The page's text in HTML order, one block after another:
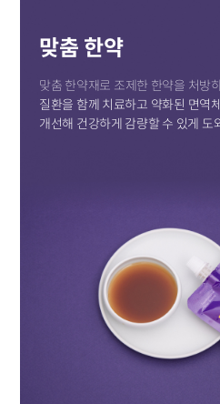
맞춤 한약
맞춤 한약재로 조제한 한약을 처방
질환을 함께 치료하고 약화된 면역
개선해 건강하게 감량할 수 있게 도